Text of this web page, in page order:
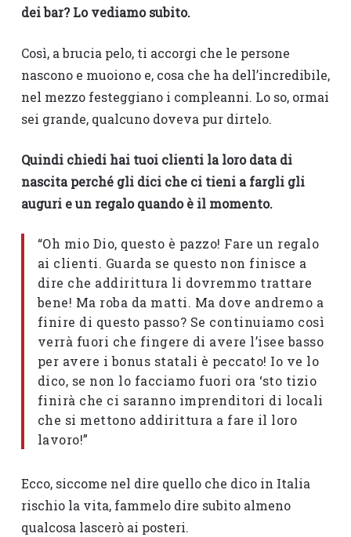
dei bar? Lo vediamo subito.
Così, a brucia pelo, ti accorgi che le persone
nascono e muoiono e, cosa che ha dell’incredibile,
nel mezzo festeggiano i compleanni. Lo so, ormai
sei grande, qualcuno doveva pur dirtelo.
Quindi chiedi hai tuoi clienti la loro data di
nascita perché gli dici che ci tieni a fargli gli
auguri e un regalo quando è il momento.
“Oh mio Dio, questo è pazzo! Fare un regalo
ai clienti. Guarda se questo non finisce a
dire che addirittura li dovremmo trattare
bene! Ma roba da matti. Ma dove andremo a
finire di questo passo? Se continuiamo così
verrà fuori che fingere di avere l’isee basso
per avere i bonus statali è peccato! Io ve lo
dico, se non lo facciamo fuori ora ‘sto tizio
finirà che ci saranno imprenditori di locali
che si mettono addirittura a fare il loro
lavoro!”
Ecco, siccome nel dire quello che dico in Italia
rischio la vita, fammelo dire subito almeno
qualcosa lascerò ai posteri.